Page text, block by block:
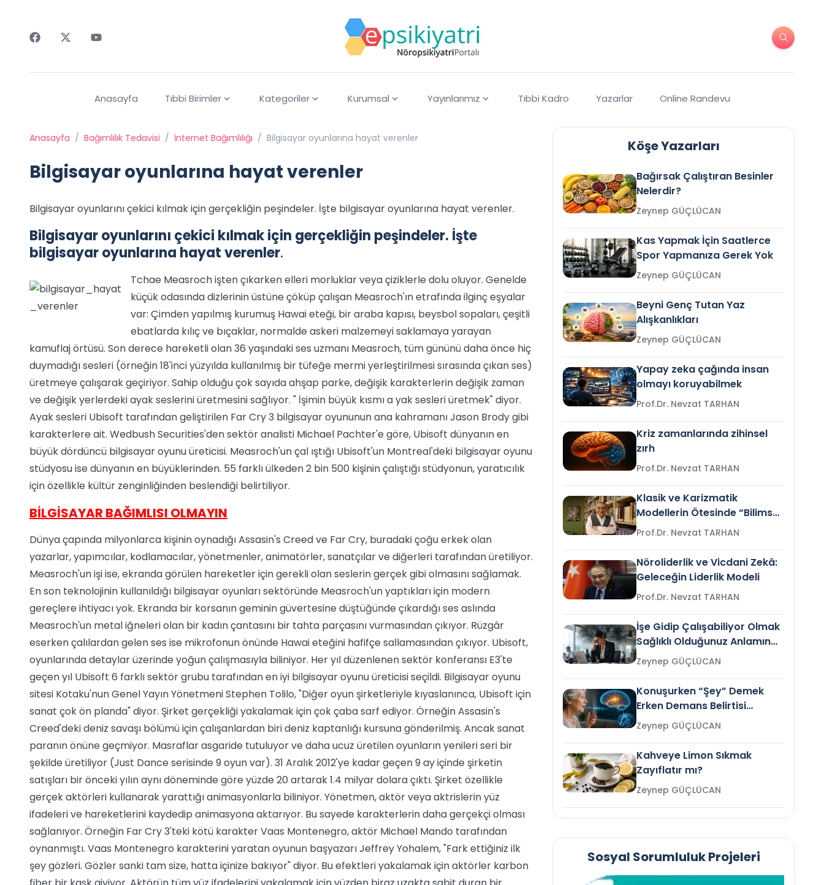
Anasayfa Tıbbi Birimler Kategoriler Kurumsal Yayınlarımız Tıbbi Kadro Yazarlar Online Randevu
Anasayfa / Bağımlılık Tedavisi / İnternet Bağımlılığı / Bilgisayar oyunlarına hayat verenler
Bilgisayar oyunlarına hayat verenler
Bilgisayar oyunlarını çekici kılmak için gerçekliğin peşindeler. İşte bilgisayar oyunlarına hayat verenler.
Bilgisayar oyunlarını çekici kılmak için gerçekliğin peşindeler. İşte
bilgisayar oyunlarına hayat verenler.
Tchae Measroch işten çıkarken elleri morluklar veya çiziklerle dolu oluyor. Genelde
küçük odasında dizlerinin üstüne çöküp çalışan Measroch'ın etrafında ilginç eşyalar
var: Çimden yapılmış kurumuş Hawai eteği, bir araba kapısı, beysbol sopaları, çeşitli
ebatlarda kılıç ve bıçaklar, normalde askeri malzemeyi saklamaya yarayan
kamuflaj örtüsü. Son derece hareketli olan 36 yaşındaki ses uzmanı Measroch, tüm gününü daha önce hiç
duymadığı sesleri (örneğin 18'inci yüzyılda kullanılmış bir tüfeğe mermi yerleştirilmesi sırasında çıkan ses)
üretmeye çalışarak geçiriyor. Sahip olduğu çok sayıda ahşap parke, değişik karakterlerin değişik zaman
ve değişik yerlerdeki ayak seslerini üretmesini sağlıyor. " İşimin büyük kısmı a yak sesleri üretmek" diyor.
Ayak sesleri Ubisoft tarafından geliştirilen Far Cry 3 bilgisayar oyununun ana kahramanı Jason Brody gibi
karakterlere ait. Wedbush Securities'den sektör analisti Michael Pachter'e göre, Ubisoft dünyanın en
büyük dördüncü bilgisayar oyunu üreticisi. Measroch'un çal ıştığı Ubisoft'un Montreal'deki bilgisayar oyunu
stüdyosu ise dünyanın en büyüklerinden. 55 farklı ülkeden 2 bin 500 kişinin çalıştığı stüdyonun, yaratıcılık
için özellikle kültür zenginliğinden beslendiği belirtiliyor.
BİLGİSAYAR BAĞIMLISI OLMAYIN
Dünya çapında milyonlarca kişinin oynadığı Assasin's Creed ve Far Cry, buradaki çoğu erkek olan
yazarlar, yapımcılar, kodlamacılar, yönetmenler, animatörler, sanatçılar ve diğerleri tarafından üretiliyor.
Measroch'un işi ise, ekranda görülen hareketler için gerekli olan seslerin gerçek gibi olmasını sağlamak.
En son teknolojinin kullanıldığı bilgisayar oyunları sektöründe Measroch'un yaptıkları için modern
gereçlere ihtiyacı yok. Ekranda bir korsanın geminin güvertesine düştüğünde çıkardığı ses aslında
Measroch'un metal iğneleri olan bir kadın çantasını bir tahta parçasını vurmasından çıkıyor. Rüzgâr
eserken çalılardan gelen ses ise mikrofonun önünde Hawai eteğini hafifçe sallamasından çıkıyor. Ubisoft,
oyunlarında detaylar üzerinde yoğun çalışmasıyla biliniyor. Her yıl düzenlenen sektör konferansı E3'te
geçen yıl Ubisoft 6 farklı sektör grubu tarafından en iyi bilgisayar oyunu üreticisi seçildi. Bilgisayar oyunu
sitesi Kotaku'nun Genel Yayın Yönetmeni Stephen Tolilo, "Diğer oyun şirketleriyle kıyaslanınca, Ubisoft için
sanat çok ön planda" diyor. Şirket gerçekliği yakalamak için çok çaba sarf ediyor. Örneğin Assasin's
Creed'deki deniz savaşı bölümü için çalışanlardan biri deniz kaptanlığı kursuna gönderilmiş. Ancak sanat
paranın önüne geçmiyor. Masraflar asgaride tutuluyor ve daha ucuz üretilen oyunların yenileri seri bir
şekilde üretiliyor (Just Dance serisinde 9 oyun var). 31 Aralık 2012'ye kadar geçen 9 ay içinde şirketin
satışları bir önceki yılın aynı döneminde göre yüzde 20 artarak 1.4 milyar dolara çıktı. Şirket özellikle
gerçek aktörleri kullanarak yarattığı animasyonlarla biliniyor. Yönetmen, aktör veya aktrislerin yüz
ifadeleri ve hareketlerini kaydedip animasyona aktarıyor. Bu sayede karakterlerin daha gerçekçi olması
sağlanıyor. Örneğin Far Cry 3'teki kötü karakter Vaas Montenegro, aktör Michael Mando tarafından
oynanmıştı. Vaas Montenegro karakterini yaratan oyunun başyazarı Jeffrey Yohalem, "Fark ettiğiniz ilk
şey gözleri. Gözler sanki tam size, hatta içinize bakıyor" diyor. Bu efektleri yakalamak için aktörler karbon
Köşe Yazarları
Bağırsak Çalıştıran Besinler
Nelerdir?
Zeynep GÜÇLÜCAN
Kas Yapmak İçin Saatlerce
Spor Yapmanıza Gerek Yok
Zeynep GÜÇLÜCAN
Beyni Genç Tutan Yaz
Alışkanlıkları
Zeynep GÜÇLÜCAN
Yapay zeka çağında insan
olmayı koruyabilmek
Prof.Dr. Nevzat TARHAN
Kriz zamanlarında zihinsel
zırh
Prof.Dr. Nevzat TARHAN
Klasik ve Karizmatik
Modellerin Ötesinde “Bilimsel
Liderlik”
Prof.Dr. Nevzat TARHAN
Nöroliderlik ve Vicdani Zekâ:
Geleceğin Liderlik Modeli
Prof.Dr. Nevzat TARHAN
İşe Gidip Çalışabiliyor Olmak
Sağlıklı Olduğunuz Anlamına
Gelir mi?Zeynep GÜÇLÜCAN
Konuşurken “Şey” Demek
Erken Demans Belirtisi
Olabilir mi?Zeynep GÜÇLÜCAN
Kahveye Limon Sıkmak
Zayıflatır mı?
Zeynep GÜÇLÜCAN
Sosyal Sorumluluk Projeleri